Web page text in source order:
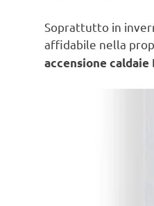
Soprattutto in
affidabile nella
accensione